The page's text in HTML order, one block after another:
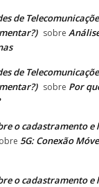
de
sobre
de
sobre Por
o cadastramento
5G: Conexão
o cadastramento